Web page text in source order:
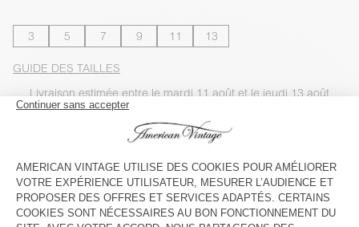
3 5 7 9 11 13
GUIDE DES TAILLES
Livraison estimée entre le mardi 11 août et le jeudi 13 août
AJOUTER AU PANIER
VOIR LA DISPONIBILITE EN MAGASIN
VOIR LE LOOK